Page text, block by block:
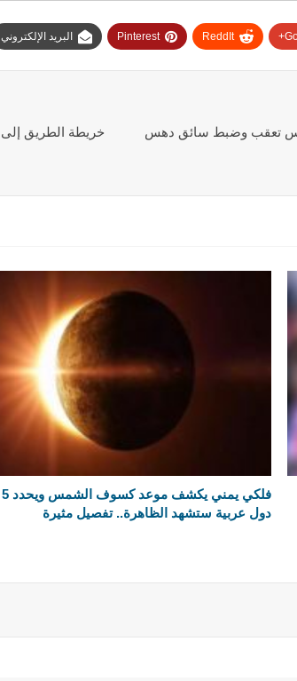
ReddIt
Pinterest البريد الإلكتروني
تعقب وضبط سائق دهس
فلكي يمني يكشف موعد كسوف الشمس ويحدد 5
دول عربية ستشهد الظاهرة.. تفصيل مثيرة